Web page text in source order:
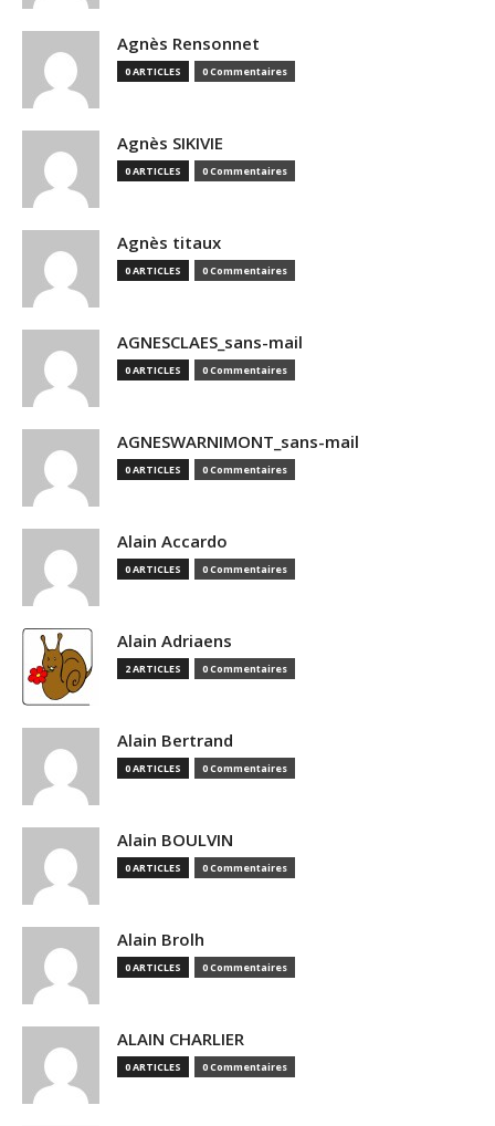
Agnès Rensonnet
0 ARTICLES 0 Commentaires
Agnès SIKIVIE
0 ARTICLES 0 Commentaires
Agnès titaux
0 ARTICLES 0 Commentaires
AGNESCLAES_sans-mail
0 ARTICLES 0 Commentaires
AGNESWARNIMONT_sans-mail
0 ARTICLES 0 Commentaires
Alain Accardo
0 ARTICLES 0 Commentaires
Alain Adriaens
2 ARTICLES 0 Commentaires
Alain Bertrand
0 ARTICLES 0 Commentaires
Alain BOULVIN
0 ARTICLES 0 Commentaires
Alain Brolh
0 ARTICLES 0 Commentaires
ALAIN CHARLIER
0 ARTICLES 0 Commentaires